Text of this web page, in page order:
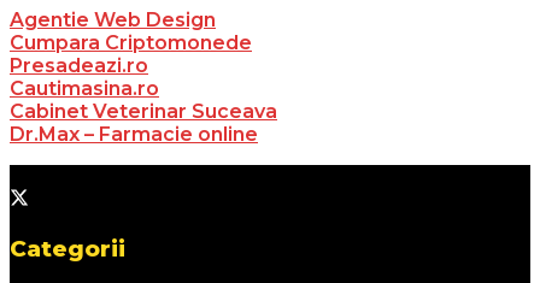
Agentie Web Design
Cumpara Criptomonede
Presadeazi.ro
Cautimasina.ro
Cabinet Veterinar Suceava
Dr.Max – Farmacie online
Categorii